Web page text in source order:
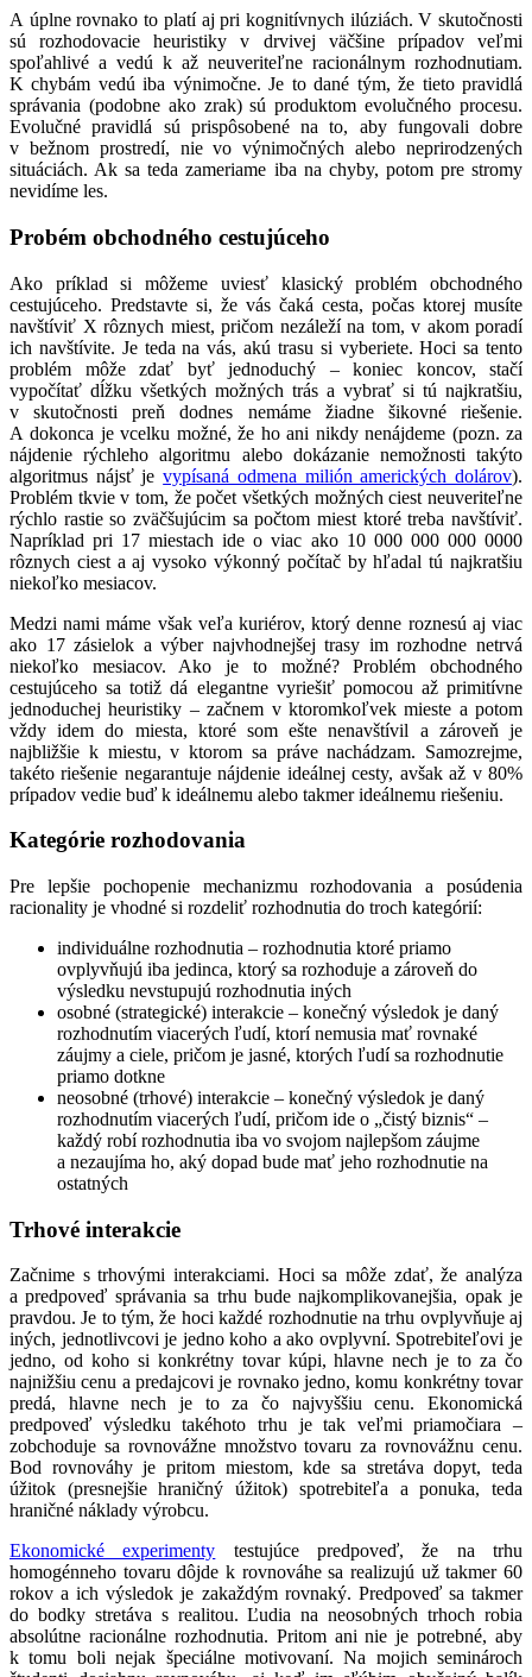
A úplne rovnako to platí aj pri kognitívnych ilúziách. V skutočnosti
sú rozhodovacie heuristiky v drvivej väčšine prípadov veľmi
spoľahlivé a vedú k až neuveriteľne racionálnym rozhodnutiam.
K chybám vedú iba výnimočne. Je to dané tým, že tieto pravidlá
správania (podobne ako zrak) sú produktom evolučného procesu.
Evolučné pravidlá sú prispôsobené na to, aby fungovali dobre
v bežnom prostredí, nie vo výnimočných alebo neprirodzených
situáciách. Ak sa teda zameriame iba na chyby, potom pre stromy
nevidíme les.
Probém obchodného cestujúceho
Ako príklad si môžeme uviesť klasický problém obchodného
cestujúceho. Predstavte si, že vás čaká cesta, počas ktorej musíte
navštíviť X rôznych miest, pričom nezáleží na tom, v akom poradí
ich navštívite. Je teda na vás, akú trasu si vyberiete. Hoci sa tento
problém môže zdať byť jednoduchý – koniec koncov, stačí
vypočítať dĺžku všetkých možných trás a vybrať si tú najkratšiu,
v skutočnosti preň dodnes nemáme žiadne šikovné riešenie.
A dokonca je vcelku možné, že ho ani nikdy nenájdeme (pozn. za
nájdenie rýchleho algoritmu alebo dokázanie nemožnosti takýto
algoritmus nájsť jevypísaná odmena milión amerických dolárov).
Problém tkvie v tom, že počet všetkých možných ciest neuveriteľne
rýchlo rastie so zväčšujúcim sa počtom miest ktoré treba navštíviť.
Napríklad pri 17 miestach ide o viac ako 10 000 000 000 0000
rôznych ciest a aj vysoko výkonný počítač by hľadal tú najkratšiu
niekoľko mesiacov.
Medzi nami máme však veľa kuriérov, ktorý denne roznesú aj viac
ako 17 zásielok a výber najvhodnejšej trasy im rozhodne netrvá
niekoľko mesiacov. Ako je to možné? Problém obchodného
cestujúceho sa totiž dá elegantne vyriešiť pomocou až primitívne
jednoduchej heuristiky – začnem v ktoromkoľvek mieste a potom
vždy idem do miesta, ktoré som ešte nenavštívil a zároveň je
najbližšie k miestu, v ktorom sa práve nachádzam. Samozrejme,
takéto riešenie negarantuje nájdenie ideálnej cesty, avšak až v 80%
prípadov vedie buď k ideálnemu alebo takmer ideálnemu riešeniu.
Kategórie rozhodovania
Pre lepšie pochopenie mechanizmu rozhodovania a posúdenia
racionality je vhodné si rozdeliť rozhodnutia do troch kategórií:
individuálne rozhodnutia – rozhodnutia ktoré priamo
ovplyvňujú iba jedinca, ktorý sa rozhoduje a zároveň do
výsledku nevstupujú rozhodnutia iných
osobné (strategické) interakcie – konečný výsledok je daný
rozhodnutím viacerých ľudí, ktorí nemusia mať rovnaké
záujmy a ciele, pričom je jasné, ktorých ľudí sa rozhodnutie
priamo dotkne
neosobné (trhové) interakcie – konečný výsledok je daný
rozhodnutím viacerých ľudí, pričom ide o „čistý biznis“ –
každý robí rozhodnutia iba vo svojom najlepšom záujme
a nezaujíma ho, aký dopad bude mať jeho rozhodnutie na
ostatných
Trhové interakcie
Začnime s trhovými interakciami. Hoci sa môže zdať, že analýza
a predpoveď správania sa trhu bude najkomplikovanejšia, opak je
pravdou. Je to tým, že hoci každé rozhodnutie na trhu ovplyvňuje aj
iných, jednotlivcovi je jedno koho a ako ovplyvní. Spotrebiteľovi je
jedno, od koho si konkrétny tovar kúpi, hlavne nech je to za čo
najnižšiu cenu a predajcovi je rovnako jedno, komu konkrétny tovar
predá, hlavne nech je to za čo najvyššiu cenu. Ekonomická
predpoveď výsledku takéhoto trhu je tak veľmi priamočiara –
zobchoduje sa rovnovážne množstvo tovaru za rovnovážnu cenu.
Bod rovnováhy je pritom miestom, kde sa stretáva dopyt, teda
úžitok (presnejšie hraničný úžitok) spotrebiteľa a ponuka, teda
hraničné náklady výrobcu.
Ekonomické experimenty testujúce predpoveď, že na trhu
homogénneho tovaru dôjde k rovnováhe sa realizujú už takmer 60
rokov a ich výsledok je zakaždým rovnaký. Predpoveď sa takmer
do bodky stretáva s realitou. Ľudia na neosobných trhoch robia
absolútne racionálne rozhodnutia. Pritom ani nie je potrebné, aby
k tomu boli nejak špeciálne motivovaní. Na mojich seminároch